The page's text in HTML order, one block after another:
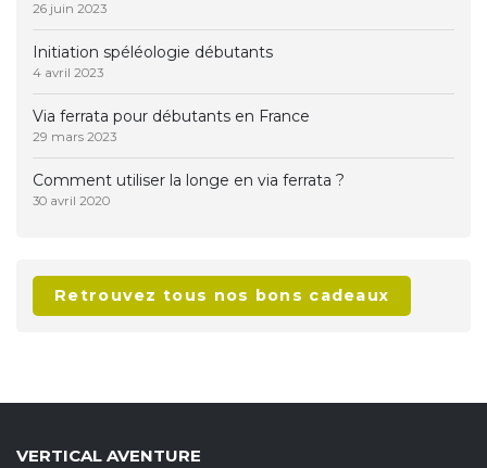
26 juin 2023
Initiation spéléologie débutants
4 avril 2023
Via ferrata pour débutants en France
29 mars 2023
Comment utiliser la longe en via ferrata ?
30 avril 2020
Retrouvez tous nos bons cadeaux
VERTICAL AVENTURE